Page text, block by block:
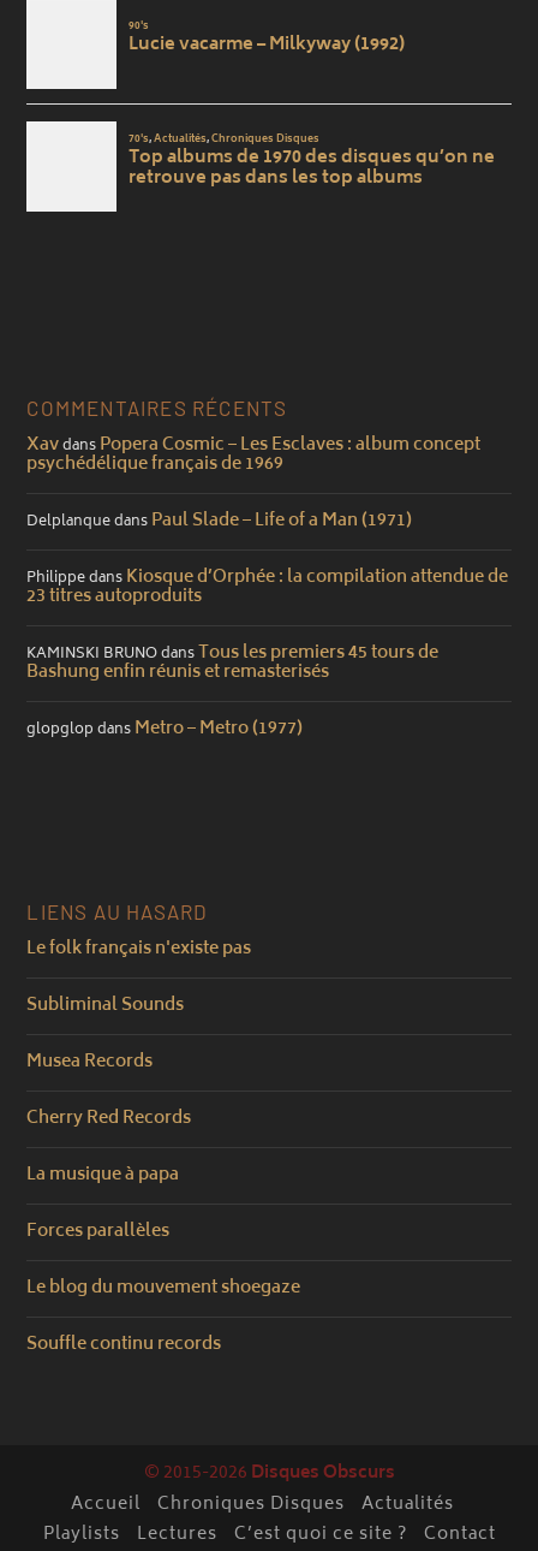
COMMENTAIRES RÉCENTS
XavdansPopera Cosmic – Les Esclaves : album concept
psychédélique français de 1969
DelplanquedansPaul Slade – Life of a Man (1971)
PhilippedansKiosque d’Orphée : la compilation attendue de
23 titres autoproduits
KAMINSKI BRUNOdansTous les premiers 45 tours de
Bashung enfin réunis et remasterisés
glopglopdansMetro – Metro (1977)
LIENS AU HASARD
Le folk français n'existe pas
Subliminal Sounds
Musea Records
Cherry Red Records
La musique à papa
Forces parallèles
Le blog du mouvement shoegaze
Souffle continu records
© 2015-2026 Disques Obscurs
Accueil Chroniques Disques Actualités
Playlists
Lectures C’est quoi ce site ? Contact